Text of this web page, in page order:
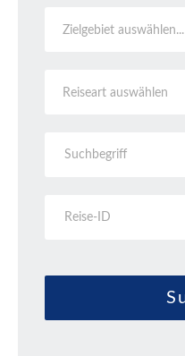
Zielgebiet auswählen...
Reiseart auswählen